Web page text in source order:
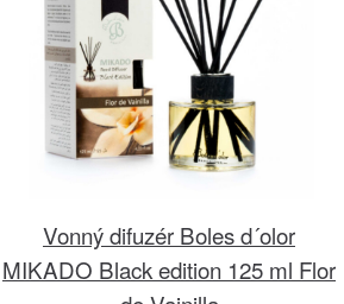
Vonný difuzér Boles d´olor
MIKADO Black edition 125 ml Flor